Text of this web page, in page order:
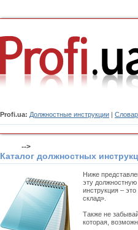
Profi.ua: Должностные инструкции |
-->
Каталог должностных
Ниже
эту
инструкция –
склад».
Также не
которая,